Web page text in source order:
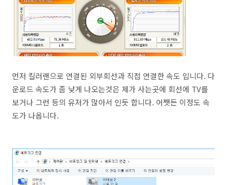
먼저 킬러랜으로 연결된 외부회선과 직접 연결한 속도 입니다. 다
운로드 속도가 좀 낮게 나오는것은 제가 사는곳에 회선에 TV를
보거나 그런 등의 유저가 많아서 인듯 합니다. 어쨋든 이정도 속
도가 나옵니다.